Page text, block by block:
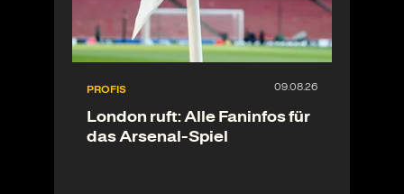
PROFIS
London ruft: Alle Faninfos für
das Arsenal-Spiel